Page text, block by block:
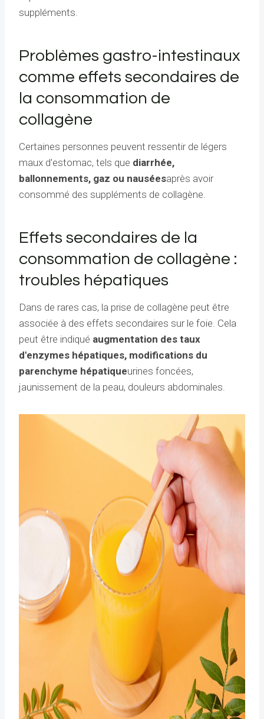
suppléments.
Problèmes gastro-intestinaux
comme effets secondaires de
la consommation de
collagène
Certaines personnes peuvent ressentir de légers
maux d'estomac, tels que diarrhée,
ballonnements, gaz ou nauséesaprès avoir
consommé des suppléments de collagène.
Effets secondaires de la
consommation de collagène :
troubles hépatiques
Dans de rares cas, la prise de collagène peut être
associée à des effets secondaires sur le foie. Cela
peut être indiqué augmentation des taux
d'enzymes hépatiques, modifications du
parenchyme hépatiqueurines foncées,
jaunissement de la peau, douleurs abdominales.